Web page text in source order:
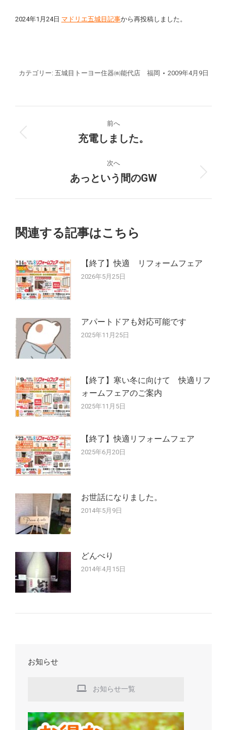
2024年1月24日 マドリエ五城目記事から再投稿しました。
カテゴリー: 五城目トーヨー住器㈱能代店 福岡 2009年4月9日
稿
ゲ
ー
ョ
ン
前へ
前
投
稿:
充電しました。
次へ
次
あっという間のGW
関連する記事はこちら
【終了】快適 リフォームフェア
2026年5月25日
アパートドアも対応可能です
2025年11月25日
【終了】寒い冬に向けて 快適リフ
ォームフェアのご案内
2025年11月5日
【終了】快適リフォームフェア
2025年6月20日
お世話になりました。
2014年5月9日
どんべり
2014年4月15日
お知らせ
お知らせ一覧